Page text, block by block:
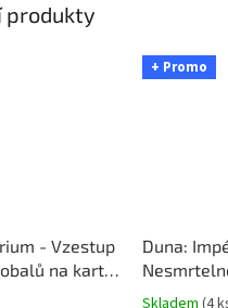
produkty
- Vzestup
na karty
+ Promo
Duna:
Skladem (4